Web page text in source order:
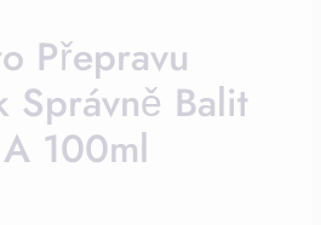
Přepravu
Správně Balit
100ml